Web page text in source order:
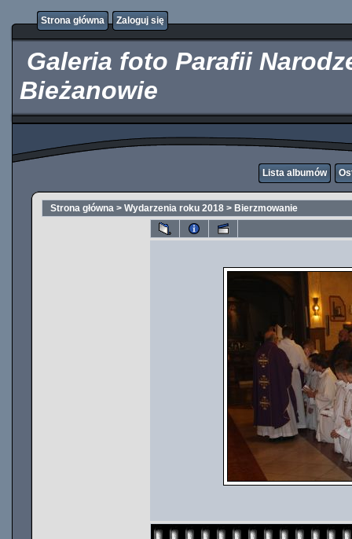
Strona główna
Zaloguj się
Galeria foto Parafii
Bieżanowie
Lista albumów
Strona główna > Wydarzenia roku 2018 > Bierzmowanie